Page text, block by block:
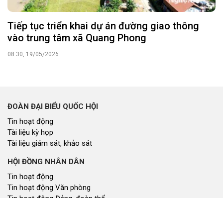
Tiếp tục triển khai dự án đường giao thông
vào trung tâm xã Quang Phong
08:30, 19/05/2026
ĐOÀN ĐẠI BIỂU QUỐC HỘI
Tin hoạt động
Tài liệu kỳ họp
Tài liệu giám sát, khảo sát
HỘI ĐỒNG NHÂN DÂN
Tin hoạt động
Tin hoạt động Văn phòng